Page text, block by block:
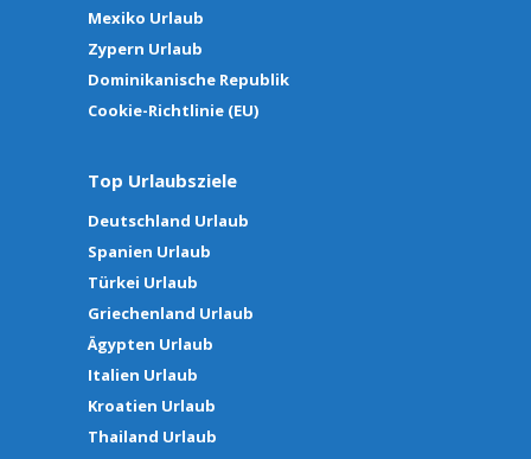
Mexiko Urlaub
Zypern Urlaub
Dominikanische Republik
Cookie-Richtlinie (EU)
Top Urlaubsziele
Deutschland Urlaub
Spanien Urlaub
Türkei Urlaub
Griechenland Urlaub
Ägypten Urlaub
Italien Urlaub
Kroatien Urlaub
Thailand Urlaub